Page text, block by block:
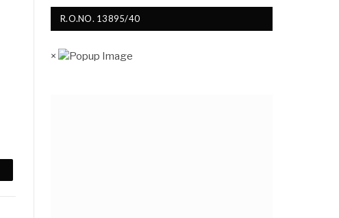
R.O.NO. 13895/40
×